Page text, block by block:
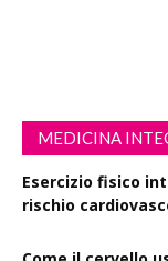
MEDICINA
Esercizio fisico
rischio